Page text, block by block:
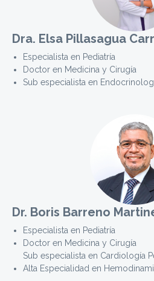
Dra. Elsa Pillasagua
Especialista en Pediatría
Doctor en Medicina y Cirugía
Sub especialista en
Dr. Boris Barreno
Especialista en Pediatría
Doctor en Medicina y Cirugía
Sub especialista en Cardiología
Alta Especialidad en